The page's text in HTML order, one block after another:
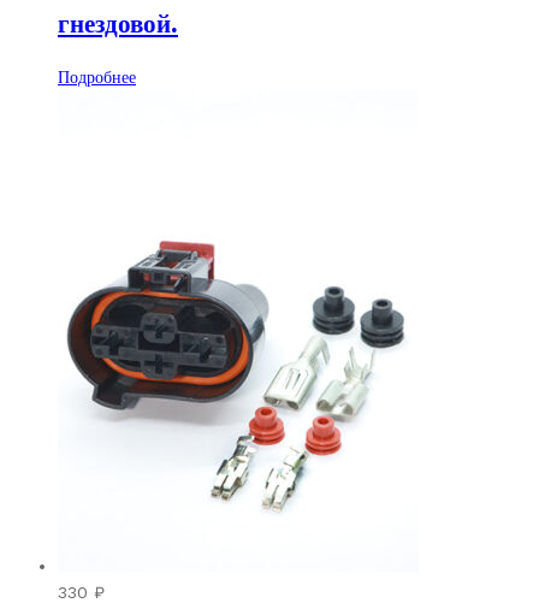
гнездовой.
Подробнее
330 ₽